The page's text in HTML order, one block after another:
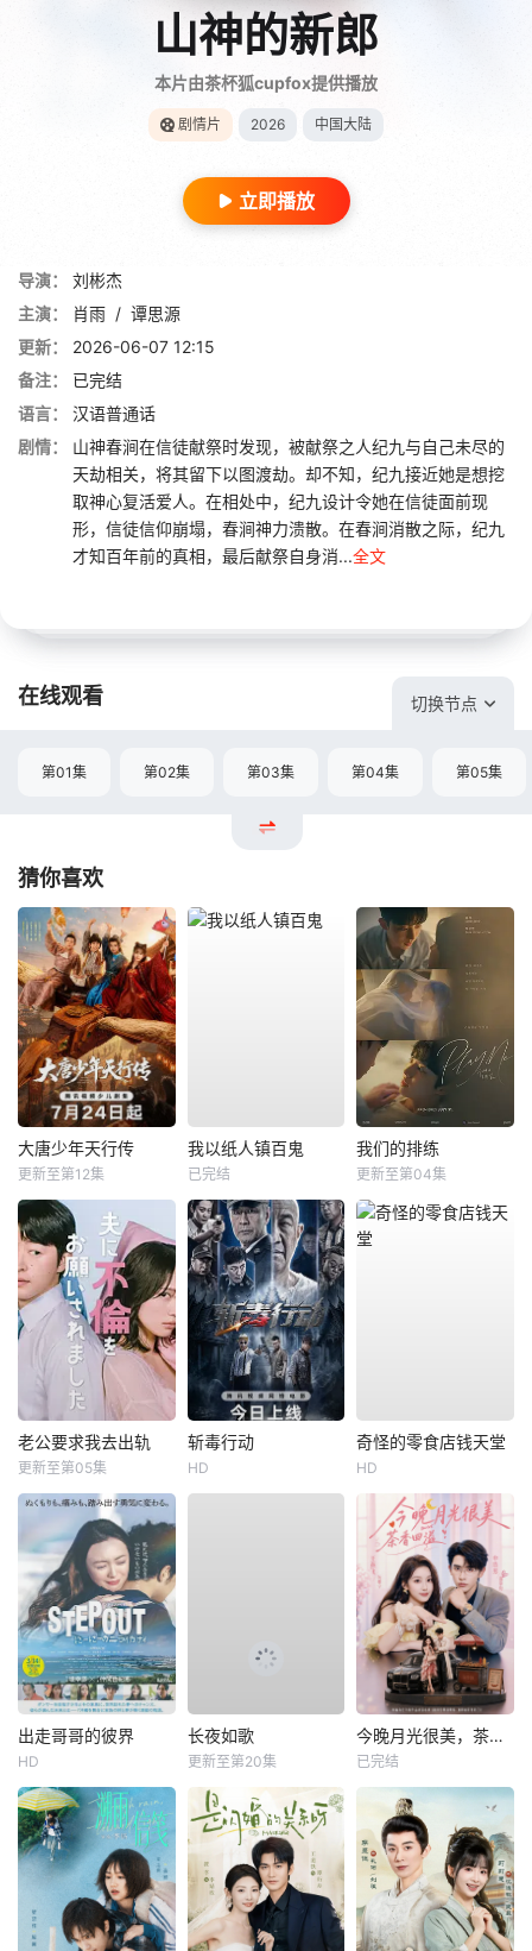
山神的新郎
本片由茶杯狐cupfox提供播放
剧情片 2026 中国大陆
立即播放
导演：
刘彬杰
主演：
肖雨 / 谭思源
更新：
2026-06-07 12:15
备注：
已完结
语言：
汉语普通话
剧情：
山神春涧在信徒献祭时发现，被献祭之人纪九与自己未尽的
天劫相关，将其留下以图渡劫。却不知，纪九接近她是想挖
取神心复活爱人。在相处中，纪九设计令她在信徒面前现
形，信徒信仰崩塌，春涧神力溃散。在春涧消散之际，纪九
才知百年前的真相，最后献祭自身消...全文
在线观看 切换节点
第01集 第02集 第03集 第04集 第05集
猜你喜欢
大唐少年天行传
更新至第12集
我以纸人镇百鬼
已完结
我们的排练
更新至第04集
老公要求我去出轨
更新至第05集
斩毒行动
HD
奇怪的零食店钱天堂
HD
出走哥哥的彼界
HD
长夜如歌
更新至第20集
今晚月光很美，茶香四溢
已完结